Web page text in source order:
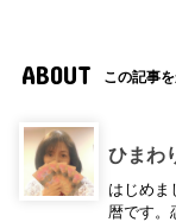
ABOUT この記事
ひまわ
はじめま
暦です。